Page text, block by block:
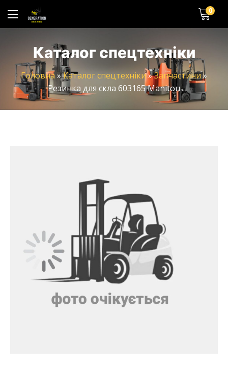
0
Каталог спецтехніки
Головна»Каталог спецтехніки»Запчастини»
Резинка для скла 603165 Manitou